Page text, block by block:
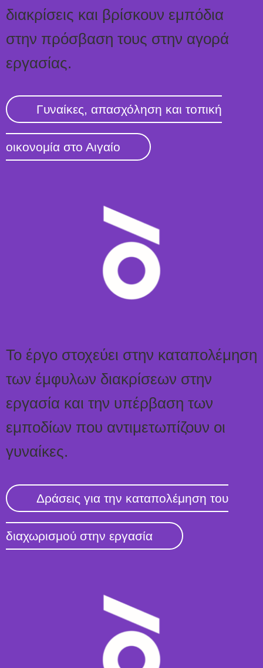
διακρίσεις και βρίσκουν εμπόδια
στην πρόσβαση τους στην αγορά
εργασίας.
Γυναίκες, απασχόληση και τοπική
οικονομία στο Αιγαίο
Το έργο στοχεύει στην καταπολέμηση
των έμφυλων διακρίσεων στην
εργασία και την υπέρβαση των
εμποδίων που αντιμετωπίζουν οι
γυναίκες.
Δράσεις για την καταπολέμηση του
διαχωρισμού στην εργασία